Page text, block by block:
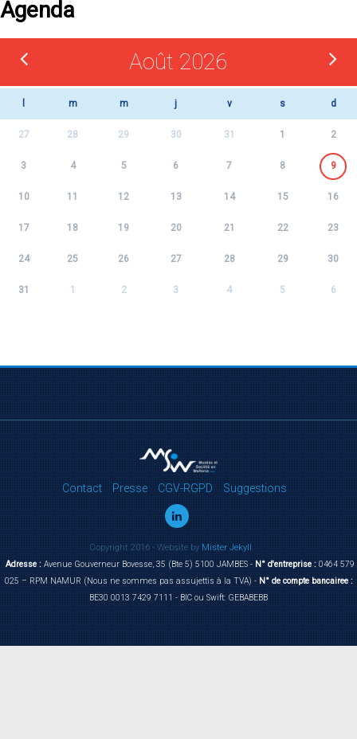
Agenda
Août 2026
m m j v s d
27 28 29 30 31 1 2
3 4 5 6 7 8 9
10 11 12 13 14 15 16
17 18 19 20 21 22 23
24 25 26 27 28 29 30
31 1 2 3 4 5 6
Contact Presse CGV-RGPD Suggestions
Copyright 2016 - Website byMister Jekyll
Adresse :Avenue Gouverneur Bovesse, 35 (Bte 5) 5100 JAMBES - N° d'entreprise :0464 579
025 – RPM NAMUR (Nous ne sommes pas assujettis à la TVA) -N° de compte bancairee :
BE30 0013 7429 7111 - BIC ou Swift: GEBABEBB